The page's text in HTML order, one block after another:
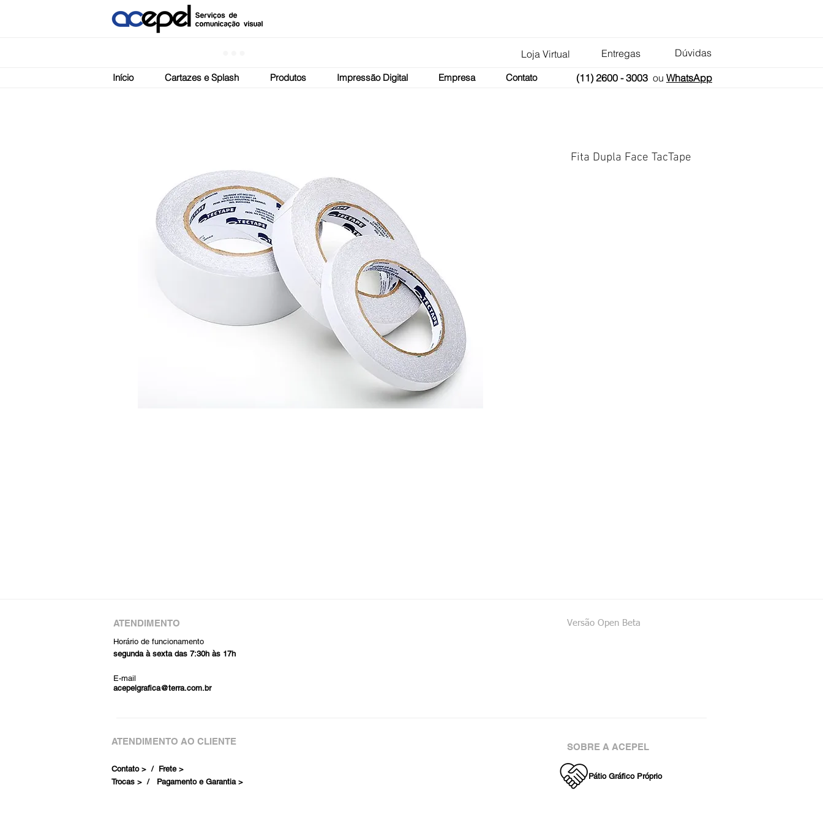
Loja Virtual Entregas Dúvidas
Fita Dupla Face TacTape
(11) 2600 - 3003 ou WhatsApp
Início Cartazes e Splash Produtos Impressão Digital Empresa Contato
ATENDIMENTO
Versão Open Beta
Horário de funcionamento
segunda à sexta das 7:30h às 17h
E-mail
acepelgrafica@terra.com.br
ATENDIMENTO AO CLIENTE
Contato > / Frete >
Trocas > / Pagamento e Garantia >
SOBRE A ACEPEL
Pátio Gráfico Próprio